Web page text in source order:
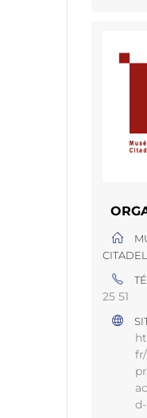
25 51